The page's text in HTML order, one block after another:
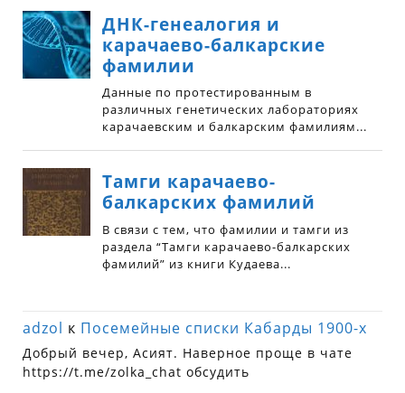
adzol к Посемейные списки Кабарды 1900-х
Добрый вечер, Асият. Наверное проще в чате
https://t.me/zolka_chat обсудить